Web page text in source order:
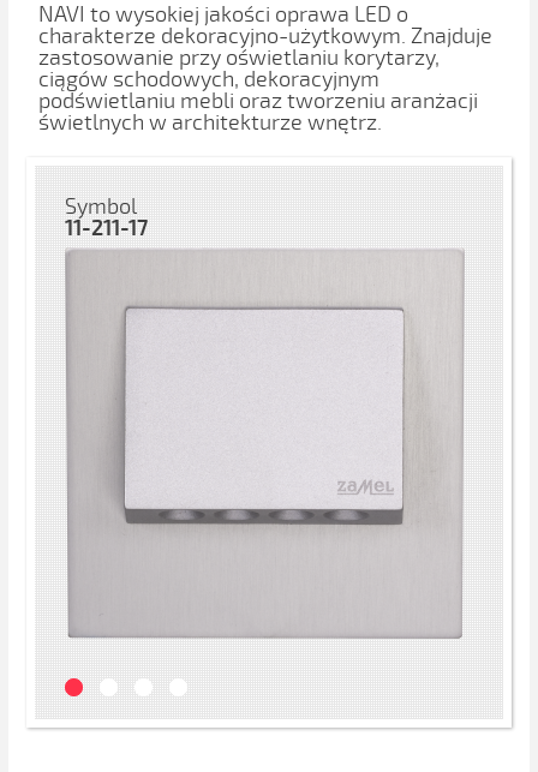
NAVI to wysokiej jakości oprawa LED o
charakterze dekoracyjno-użytkowym. Znajduje
zastosowanie przy oświetlaniu korytarzy,
ciągów schodowych, dekoracyjnym
podświetlaniu mebli oraz tworzeniu aranżacji
świetlnych w architekturze wnętrz.
Symbol
11-211-17